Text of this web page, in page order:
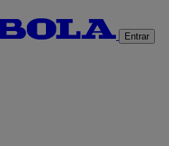
Entrar